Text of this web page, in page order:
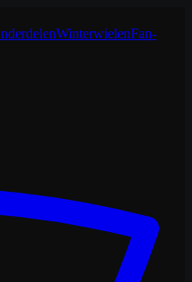
WinterwielenFan-